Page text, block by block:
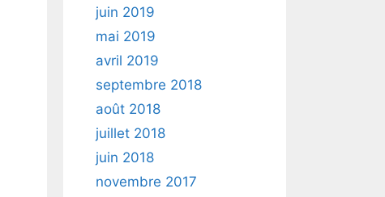
juin 2019
mai 2019
avril 2019
septembre 2018
août 2018
juillet 2018
juin 2018
novembre 2017